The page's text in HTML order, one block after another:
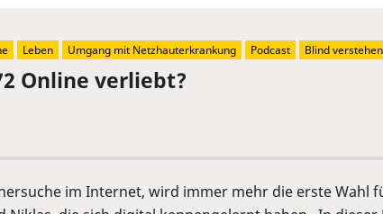
Online verliebt?
im Internet, wird immer mehr die erste
Leben Umgang mit Netzhauterkrankung Podcast Blind verstehen